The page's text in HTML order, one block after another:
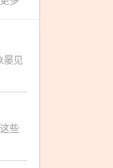
屡见
些